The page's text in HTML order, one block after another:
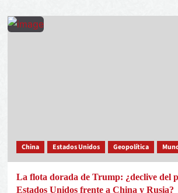
China Estados Unidos Geopolítica
La flota dorada de Trump: ¿declive del
Estados Unidos frente a China y Rusia?